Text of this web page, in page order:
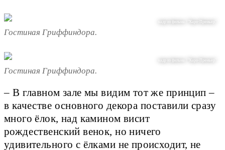
кадр из фильма / "Каро-Премьер"
Гостиная Гриффиндора.
кадр из фильма / "Каро-Премьер"
Гостиная Гриффиндора.
– В главном зале мы видим тот же принцип –
в качестве основного декора поставили сразу
много ёлок, над камином висит
рождественский венок, но ничего
удивительного с ёлками не происходит, не